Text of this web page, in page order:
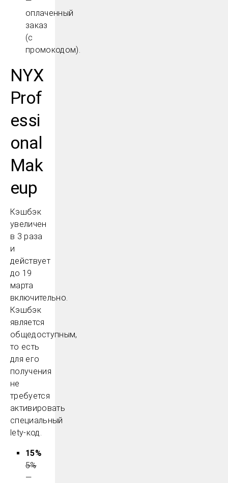
оплаченный
заказ
(с
промокодом).
NYX
Prof
essi
onal
Mak
eup
Кэшбэк
увеличен
в 3 раза
и
действует
до 19
марта
включительно.
Кэшбэк
является
общедоступным,
то есть
для его
получения
не
требуется
активировать
специальный
lety-код.
15%
5%
—